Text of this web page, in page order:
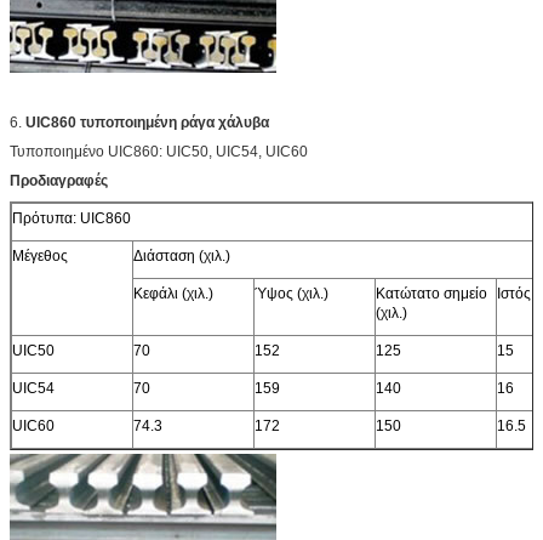
6. UIC860 τυποποιημένη ράγα χάλυβα
Τυποποιημένο UIC860: UIC50, UIC54, UIC60
Προδιαγραφές
Πρότυπα: UIC860
Μέγεθος Διάσταση (χιλ.)
Κεφάλι (χιλ.) Ύψος (χιλ.)
Κατώτατο σημείο
(χιλ.)
Ιστός
UIC50 70 152 125 15
UIC54 70 159 140 16
UIC60 74.3 172 150 16.5